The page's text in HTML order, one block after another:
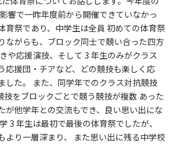
響で一昨年度前から開催できていなかっ
育祭であり、中学生は全員 初めての体育祭
ながらも、ブロック同士で競い合った四方
や応援演技、そして 3 年生のみがクラス
応援団・チアなど、どの競技も楽しく応
した。 また、同学年でのクラス対抗競技
技をブロックごとで競う競技が複数 あった
が他学年との交流もでき、良い思い出にな
3 年生は最初で最後の体育祭でしたが、
より一層深まり、 また思い出に残る中学校